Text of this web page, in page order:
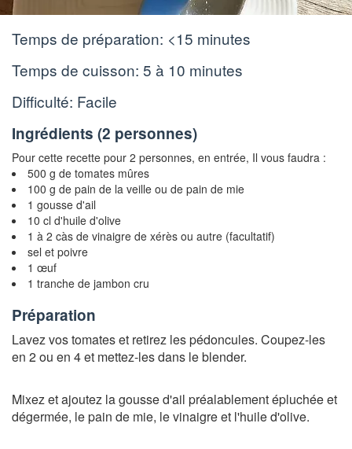
Temps de préparation: <15 minutes
Temps de cuisson: 5 à 10 minutes
Difficulté: Facile
Ingrédients (2 personnes)
Pour cette recette pour 2 personnes, en entrée, Il vous faudra :
500 g de tomates mûres
100 g de pain de la veille ou de pain de mie
1 gousse d'ail
10 cl d'huile d'olive
1 à 2 càs de vinaigre de xérès ou autre (facultatif)
sel et poivre
1 œuf
1 tranche de jambon cru
Préparation
Lavez vos tomates et retirez les pédoncules. Coupez-les
en 2 ou en 4 et mettez-les dans le blender.
Mixez et ajoutez la gousse d'ail préalablement épluchée et
dégermée, le pain de mie, le vinaigre et l'huile d'olive.